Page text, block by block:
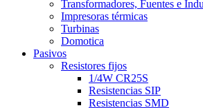
Transformadores, Fuentes e
Impresoras térmicas
Turbinas
Domotica
Pasivos
Resistores fijos
1/4W CR25S
Resistencias SIP
Resistencias SMD